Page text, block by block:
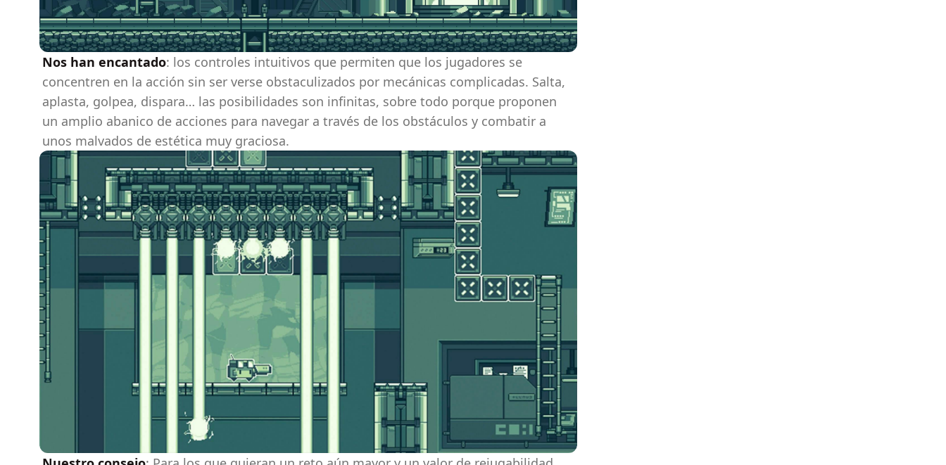
Nos han encantado: los controles intuitivos que permiten que los jugadores se
concentren en la acción sin ser verse obstaculizados por mecánicas complicadas. Salta,
aplasta, golpea, dispara… las posibilidades son infinitas, sobre todo porque proponen
un amplio abanico de acciones para navegar a través de los obstáculos y combatir a
unos malvados de estética muy graciosa.